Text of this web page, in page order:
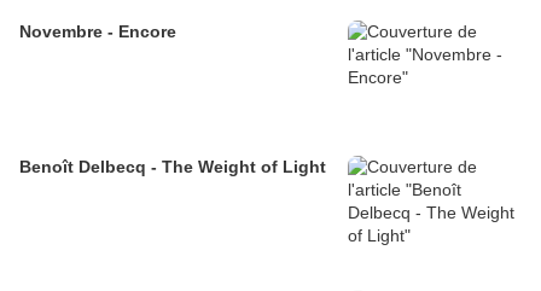
Novembre - Encore
Benoît Delbecq - The Weight of Light